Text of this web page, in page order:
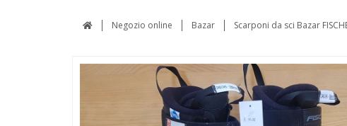
Negozio online Bazar Scarponi da sci Bazar